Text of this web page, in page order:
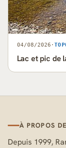
04/08/2026 ·
Lac et pic de
À PROPOS
Depuis 1999,